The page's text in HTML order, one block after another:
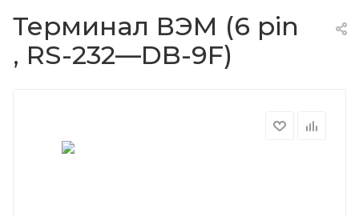
Терминал ВЭМ (6 pin
, RS-232—DB-9F)